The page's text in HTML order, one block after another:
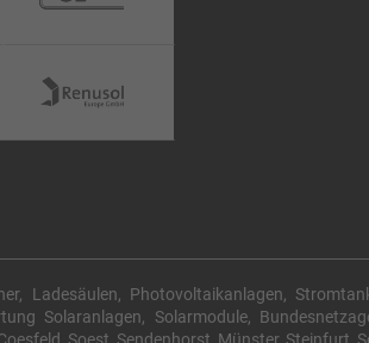
Ladesäulen, Photovoltaikanlagen,
Solaranlagen, Solarmodule,